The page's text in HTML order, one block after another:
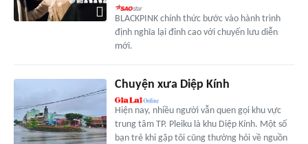
BLACKPINK chính thức bước vào hành trình
định nghĩa lại đỉnh cao với chuyến lưu diễn
mới.
Chuyện xưa Diệp Kính
Hiện nay, nhiều người vẫn quen gọi khu vực
trung tâm TP. Pleiku là khu Diệp Kính. Một số
bạn trẻ khi gặp tôi cũng thường hỏi về nguồn